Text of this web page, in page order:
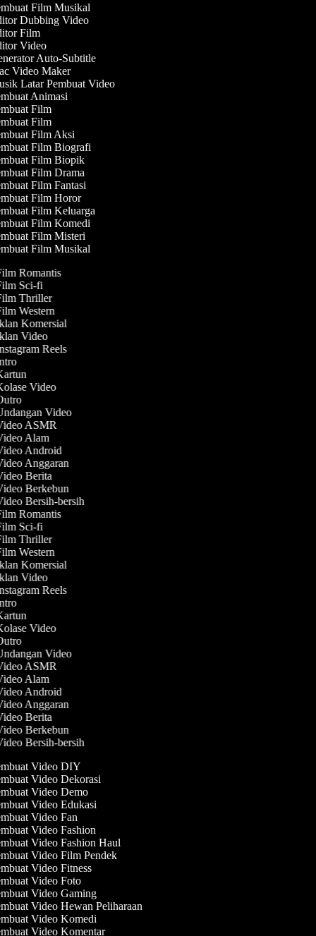
Film Musikal
Dubbing Video
Film
Video
Auto-Subtitle
Video Maker
Latar Pembuat Video
Animasi
Film
Film
Film Aksi
Film Biografi
Film Biopik
Film Drama
Film Fantasi
Film Horor
Film Keluarga
Film Komedi
Film Misteri
Film Musikal
Romantis
Sci-fi
Thriller
Western
Komersial
Video
Reels
Video
Video
ASMR
Alam
Android
Anggaran
Berita
Berkebun
Bersih-bersih
Romantis
Sci-fi
Thriller
Western
Komersial
Video
Reels
Video
Video
ASMR
Alam
Android
Anggaran
Berita
Berkebun
Bersih-bersih
Video DIY
Video Dekorasi
Video Demo
Video Edukasi
Video Fan
Video Fashion
Video Fashion Haul
Video Film Pendek
Video Fitness
Video Foto
Video Gaming
Video Hewan Peliharaan
Video Komedi
Video Komentar